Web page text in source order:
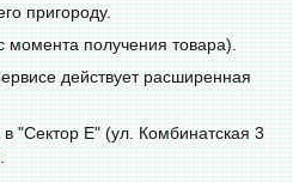
пригороду.
момента получения товара).
действует расширенная
"Сектор Е" (ул. Комбинатская 3
.